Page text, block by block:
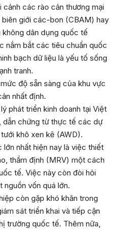
cảnh các rào cản thương mại
giới các-bon (CBAM) hay
dân dụng quốc tế
nắm bắt các tiêu chuẩn quốc
bạch dữ liệu là yếu tố sống
tranh.
độ sẵn sàng của khu vực
nhất định.
phát triển kinh doanh tại Việt
dẫn chứng từ thực tế các dự
khô xen kẽ (AWD).
nhất hiện nay là việc thiết
thẩm định (MRV) một cách
tế. Việc này còn đòi hỏi
nguồn vốn quá lớn.
còn gặp khó khăn trong
sát triển khai và tiếp cận
trường quốc tế. Thêm nữa,